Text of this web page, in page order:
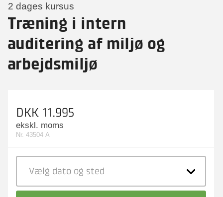
2 dages kursus
Træning i intern
auditering af miljø og
arbejdsmiljø
DKK 11.995
ekskl. moms
Nr. 43504 A
Vælg dato og sted